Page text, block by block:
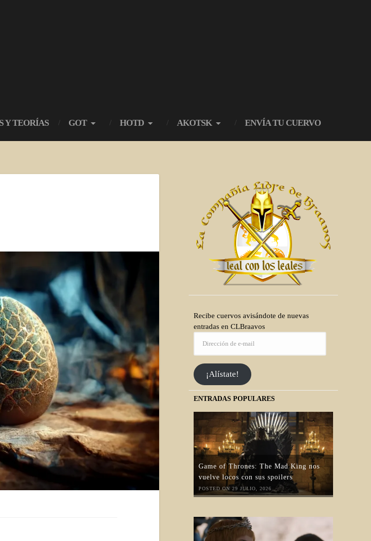
Y TEORÍAS GOT HOTD AKOTSK ENVÍA TU CUERVO
Recibe cuervos avisándote de nuevas
entradas en CLBraavos
¡Alístate!
ENTRADAS POPULARES
Game of Thrones: The Mad King nos
vuelve locos con sus spoilers
POSTED ON 29 JULIO, 2026